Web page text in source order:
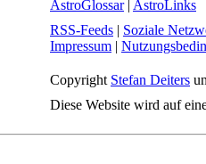
AstroGlossar| AstroLinks
RSS-Feeds | Soziale
Impressum |
Copyright Stefan Deiters
Diese Website wird auf